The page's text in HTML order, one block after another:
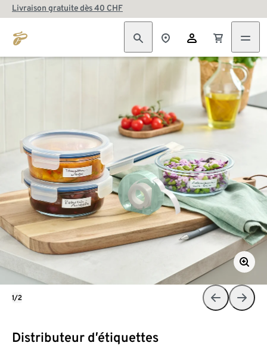
Livraison gratuite dès 40 CHF
Distributeur d’étiquettes
1/2